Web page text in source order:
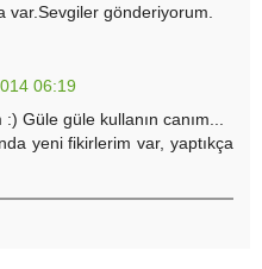
var.Sevgiler gönderiyorum.
06:19
Güle güle kullanın canım...
yeni fikirlerim var, yaptıkça